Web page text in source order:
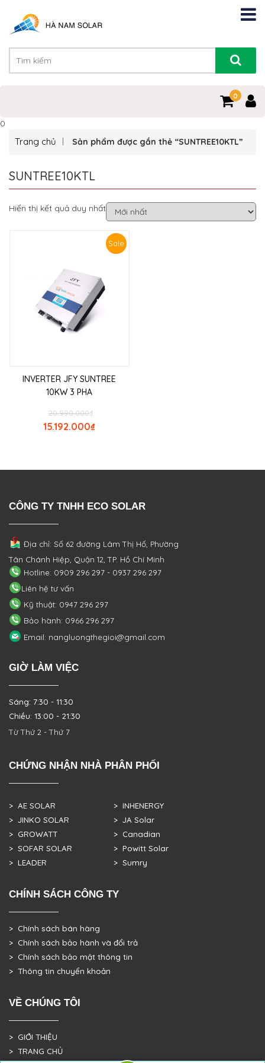
0
0
Trang chủ Sản phẩm được gắn thẻ “SUNTREE10KTL”
SUNTREE10KTL
Hiển thị kết quả duy nhất
Sale
INVERTER JFY SUNTREE
10KW 3 PHA
₫
20.990.000
₫
15.192.000
CÔNG TY TNHH ECO SOLAR
Địa chỉ: Số 62 đường Lâm Thị Hố, Phường
Tân Chánh Hiệp, Quận 12, TP. Hồ Chí Minh
Hotline: 0909 296 297 - 0937 296 297
Liên hệ tư vấn
Kỹ thuật: 0947 296 297
Bảo hành: 0966 296 297
Email: nangluongthegioi@gmail.com
GIỜ LÀM VIỆC
Sáng: 7:30 - 11:30
Chiều: 13:00 - 21:30
Từ Thứ 2 - Thứ 7
CHỨNG NHẬN NHÀ PHÂN PHỐI
> AE SOLAR
> JINKO SOLAR
> GROWATT
> SOFAR SOLAR
> LEADER
> INHENERGY
> JA Solar
> Canadian
> Powitt Solar
> Sumry
CHÍNH SÁCH CÔNG TY
> Chính sách bán hàng
> Chính sách bảo hành và đổi trả
> Chính sách bảo mật thông tin
> Thông tin chuyển khoản
VỀ CHÚNG TÔI
> GIỚI THIỆU
> TRANG CHỦ